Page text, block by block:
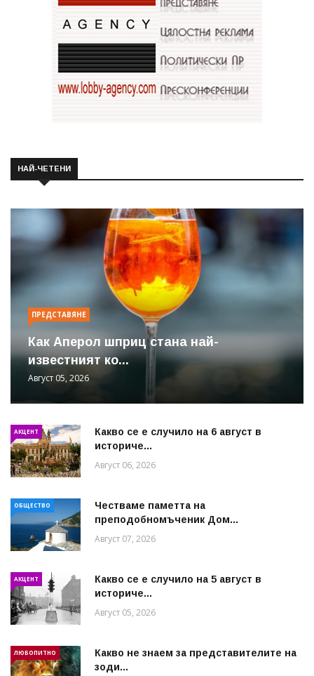
НАЙ-ЧЕТЕНИ
ПРЕДСТАВЯНЕ
Как Аперол шприц стана най-
известният ко...
Август 05, 2026
АКЦЕНТ
Какво се е случило на 6 август в
историче...
Август 06, 2026
ОБЩЕСТВО
Честваме паметта на
преподобномъченик Дом...
Август 07, 2026
АКЦЕНТ
Какво се е случило на 5 август в
историче...
Август 05, 2026
ЛЮБОПИТНО
Какво не знаем за представителите на
зоди...